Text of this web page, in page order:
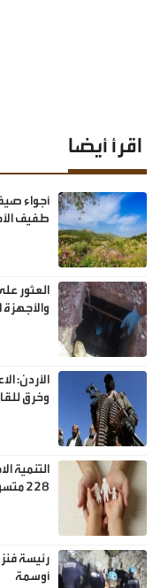
اقرأ أيضا
أجواء
طفيف
العثور
والأجهزة
الأردن:
وخرق
228 متسولا خلال تموز
رئيسة
أوسمة